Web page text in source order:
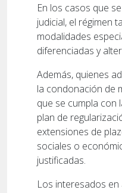
En los casos que
judicial, el régimen
modalidades
diferenciadas y
Además, quienes
la condonación de
que se cumpla con
plan de
extensiones de
sociales o
justificadas.
Los interesados